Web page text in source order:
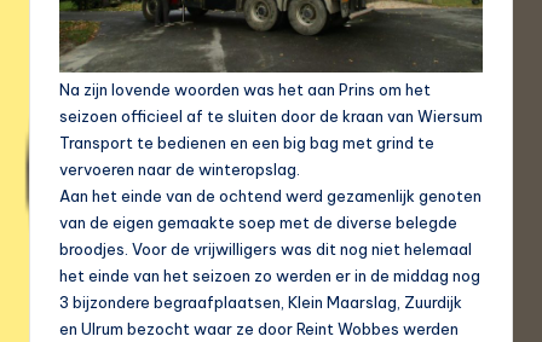
Na zijn lovende woorden was het aan Prins om het
seizoen officieel af te sluiten door de kraan van Wiersum
Transport te bedienen en een big bag met grind te
vervoeren naar de winteropslag.
Aan het einde van de ochtend werd gezamenlijk genoten
van de eigen gemaakte soep met de diverse belegde
broodjes. Voor de vrijwilligers was dit nog niet helemaal
het einde van het seizoen zo werden er in de middag nog
3 bijzondere begraafplaatsen, Klein Maarslag, Zuurdijk
en Ulrum bezocht waar ze door Reint Wobbes werden